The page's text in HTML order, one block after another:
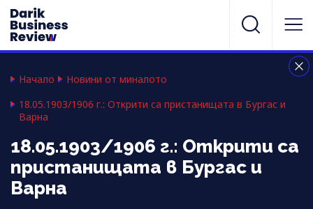
Начало
Новини от миналото
18.05.1903/1906 г.: Открити са пристанищата в Бургас и
Варна
18.05.1903/1906 г.: Открити са
пристанищата в Бургас и
Варна